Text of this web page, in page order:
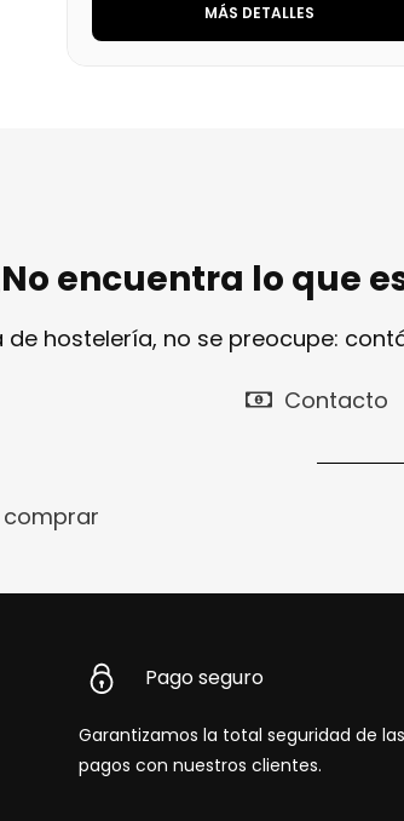
MÁS DETALLES
encuentra lo que
de hostelería, no se preocupe:
Contacto
Pago seguro
Garantizamos la total seguridad de
pagos con nuestros clientes.